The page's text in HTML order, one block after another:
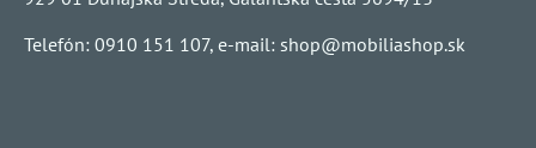
Telefón: 0910 151 107, e-mail: shop@mobiliashop.sk